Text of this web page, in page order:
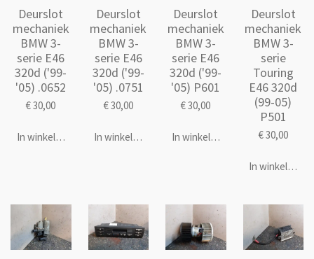
Deurslot
mechaniek
BMW 3-
serie E46
320d ('99-
'05) .0652
€ 30,00
In winkelwagen
Deurslot
mechaniek
BMW 3-
serie E46
320d ('99-
'05) .0751
€ 30,00
In winkelwagen
Deurslot
mechaniek
BMW 3-
serie E46
320d ('99-
'05) P601
€ 30,00
In winkelwagen
Deurslot
mechaniek
BMW 3-
serie
Touring
E46 320d
(99-05)
P501
€ 30,00
In